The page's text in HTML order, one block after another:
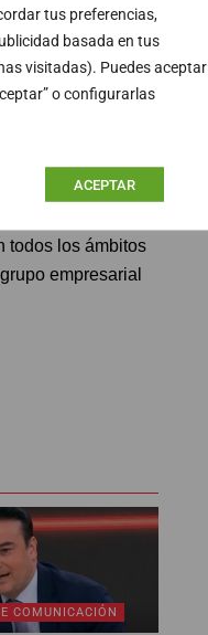
tus preferencias,
basada en tus
visitadas). Puedes aceptar
o configurarlas
ACEPTAR
España,
y hacer
estos
al
todos los ámbitos
empresarial
COMUNICACIÓN